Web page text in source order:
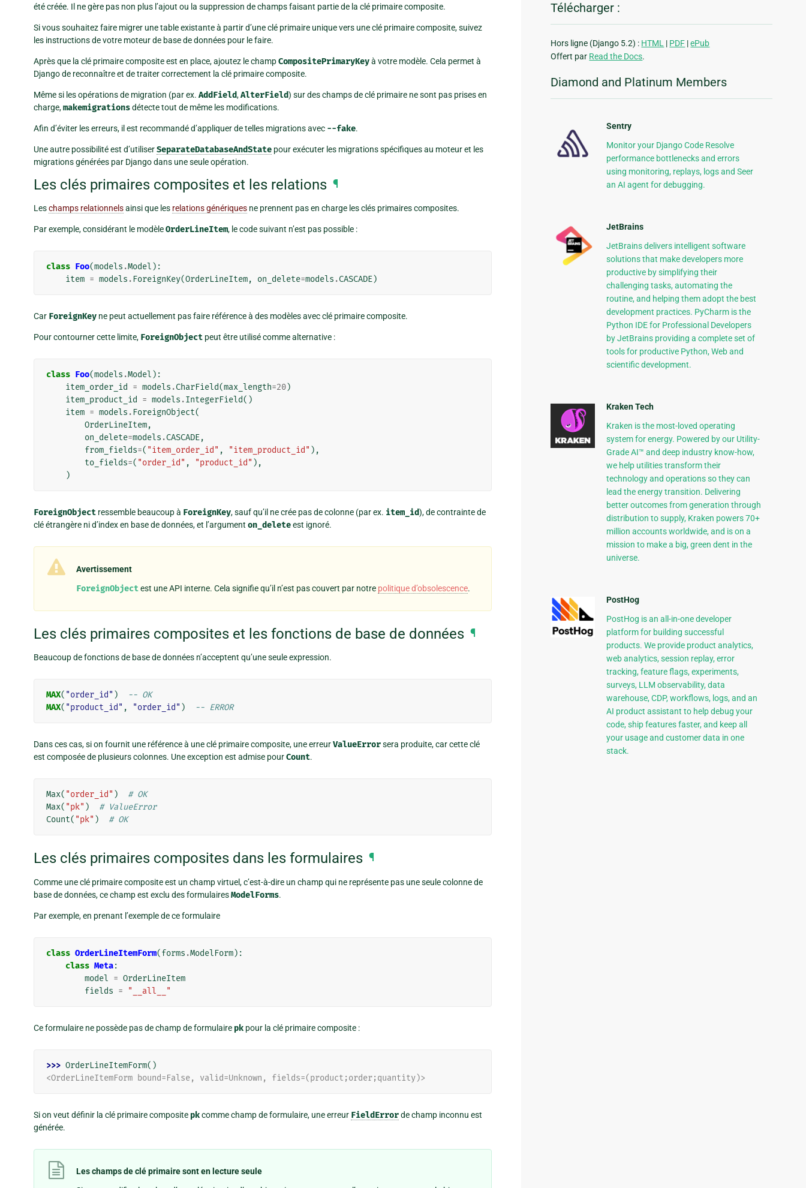
été créée. Il ne gère pas non plus l’ajout ou la suppression de champs faisant partie de la clé primaire composite.
Si vous souhaitez faire migrer une table existante à partir d’une clé primaire unique vers une clé primaire composite, suivez
les instructions de votre moteur de base de données pour le faire.
Après que la clé primaire composite est en place, ajoutez le champCompositePrimaryKeyà votre modèle. Cela permet à
Django de reconnaître et de traiter correctement la clé primaire composite.
Même si les opérations de migration (par ex. AddField,AlterField) sur des champs de clé primaire ne sont pas prises en
charge,makemigrationsdétecte tout de même les modifications.
Afin d’éviter les erreurs, il est recommandé d’appliquer de telles migrations avec --fake.
Une autre possibilité est d’utiliserSeparateDatabaseAndState pour exécuter les migrations spécifiques au moteur et les
migrations générées par Django dans une seule opération.
Les clés primaires composites et les relations ¶
Leschamps relationnelsainsi que les relations génériques ne prennent pas en charge les clés primaires composites.
Par exemple, considérant le modèleOrderLineItem, le code suivant n’est pas possible :
class Foo(models .Model ):
item = models . ForeignKey(OrderLineItem, on_delete=models .CASCADE)
Car ForeignKey ne peut actuellement pas faire référence à des modèles avec clé primaire composite.
Pour contourner cette limite, ForeignObject peut être utilisé comme alternative :
class Foo(models .Model ):
item_order_id
= models .CharField(max_length=20)
item_product_id
= models .IntegerField()
item = models . ForeignObject(
OrderLineItem,
on_delete=models .CASCADE,
from_fields=( "item_order_id" , "item_product_id" ),
to_fields=( "order_id" , "product_id" ),
)
ForeignObject ressemble beaucoup à ForeignKey, sauf qu’il ne crée pas de colonne (par ex. item_id), de contrainte de
clé étrangère ni d’index en base de données, et l’argument on_deleteest ignoré.
Avertissement
ForeignObjectest une API interne. Cela signifie qu’il n’est pas couvert par notre politique d’obsolescence.
Les clés primaires composites et les fonctions de base de données ¶
Beaucoup de fonctions de base de données n’acceptent qu’une seule expression.
MAX( "order_id" )
-- OK
MAX( "product_id" , "order_id" ) -- ERROR
Dans ces cas, si on fournit une référence à une clé primaire composite, une erreurValueErrorsera produite, car cette clé
est composée de plusieurs colonnes. Une exception est admise pourCount.
Max( "order_id" )
# OK
Max( "pk" )
# ValueError
Count( "pk" ) # OK
Les clés primaires composites dans les formulaires ¶
Comme une clé primaire composite est un champ virtuel, c’est-à-dire un champ qui ne représente pas une seule colonne de
base de données, ce champ est exclu des formulairesModelForms.
Par exemple, en prenant l’exemple de ce formulaire
class OrderLineItemForm(forms .ModelForm):
class Meta:
model = OrderLineItem
fields = "__all__"
Ce formulaire ne possède pas de champ de formulaire pk pour la clé primaire composite :
>>> OrderLineItemForm()
<OrderLineItemForm bound=False, valid=Unknown, fields=(product;order;quantity)>
Si on veut définir la clé primaire composite pkcomme champ de formulaire, une erreur FieldErrorde champ inconnu est
générée.
Les champs de clé primaire sont en lecture seule
Télécharger :
Hors ligne (Django 5.2) : HTML | PDF |ePub
Offert par Read the Docs.
Diamond and Platinum Members
Sentry
Monitor your Django Code Resolve
performance bottlenecks and errors
using monitoring, replays, logs and Seer
an AI agent for debugging.
JetBrains
JetBrains delivers intelligent software
solutions that make developers more
productive by simplifying their
challenging tasks, automating the
routine, and helping them adopt the best
development practices. PyCharm is the
Python IDE for Professional Developers
by JetBrains providing a complete set of
tools for productive Python, Web and
scientific development.
Kraken Tech
Kraken is the most-loved operating
system for energy. Powered by our Utility-
Grade AI™ and deep industry know-how,
we help utilities transform their
technology and operations so they can
lead the energy transition. Delivering
better outcomes from generation through
distribution to supply, Kraken powers 70+
million accounts worldwide, and is on a
mission to make a big, green dent in the
universe.
PostHog
PostHog is an all-in-one developer
platform for building successful
products. We provide product analytics,
web analytics, session replay, error
tracking, feature flags, experiments,
surveys, LLM observability, data
warehouse, CDP, workflows, logs, and an
AI product assistant to help debug your
code, ship features faster, and keep all
your usage and customer data in one
stack.